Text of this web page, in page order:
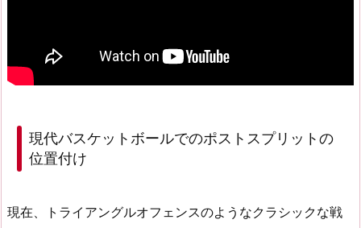
現代バスケットボールでのポストスプリットの
位置付け
現在、トライアングルオフェンスのようなクラシックな戦